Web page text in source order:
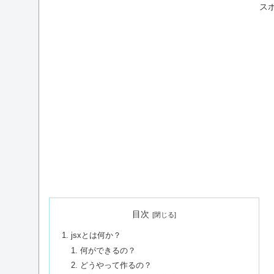
ス
目次
jsxとは何か？
何ができるの？
どうやって作るの？